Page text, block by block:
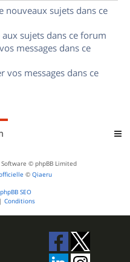
nouveaux sujets dans ce
sujets dans ce forum
messages dans ce
vos messages dans ce
© phpBB Limited
© Qiaeru
phpBB SEO
| Conditions